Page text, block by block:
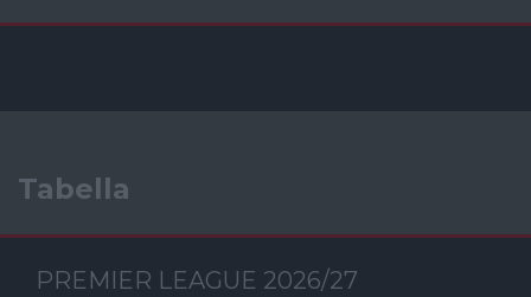
Tabella
PREMIER LEAGUE 2026/27